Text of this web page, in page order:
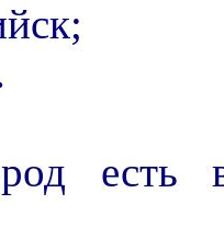
есть